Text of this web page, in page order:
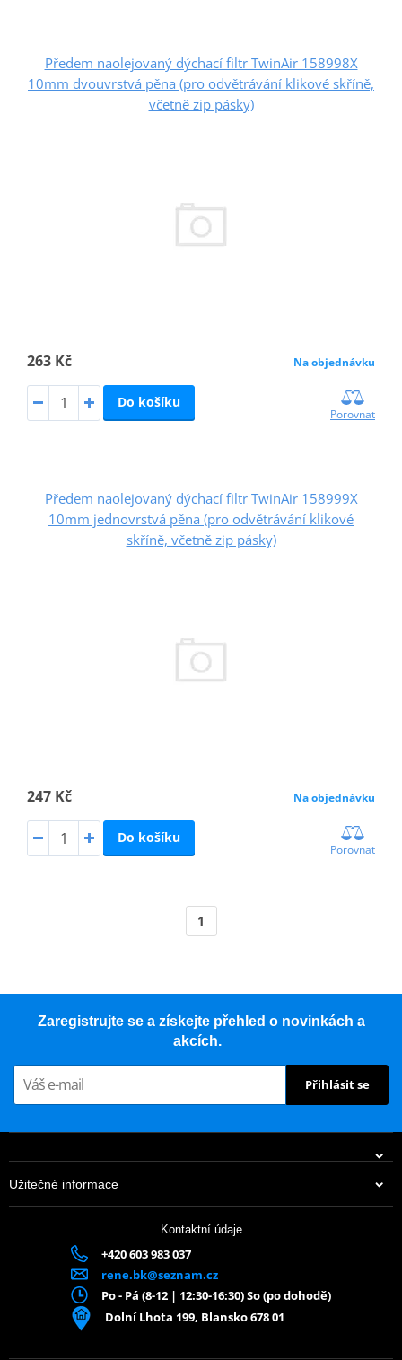
Předem naolejovaný dýchací filtr TwinAir 158998X
10mm dvouvrstvá pěna (pro odvětrávání klikové skříně,
včetně zip pásky)
263 Kč Na objednávku
Do košíku
Porovnat
Předem naolejovaný dýchací filtr TwinAir 158999X
10mm jednovrstvá pěna (pro odvětrávání klikové
skříně, včetně zip pásky)
247 Kč Na objednávku
Do košíku
Porovnat
1
Zaregistrujte se a získejte přehled o novinkách a
akcích.
Přihlásit se
Užitečné informace
Kontaktní údaje
+420 603 983 037
rene.bk@seznam.cz
Po - Pá (8-12 | 12:30-16:30) So (po dohodě)
Dolní Lhota 199, Blansko 678 01